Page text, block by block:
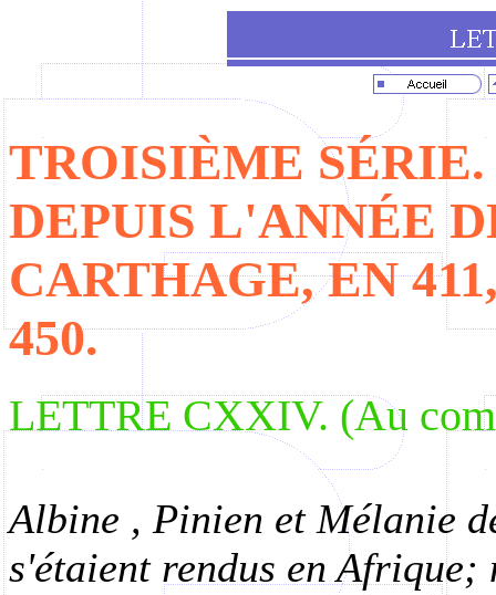
TROISIÈME
DEPUIS L'ANNÉE
CARTHAGE, EN
450.
LETTRE CXXIV. (Au
Albine , Pinien et Mélanie
s'étaient rendus en Afrique;